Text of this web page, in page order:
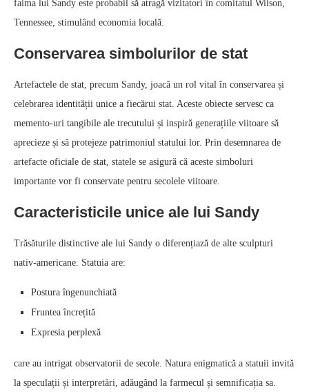
faima lui Sandy este probabil să atragă vizitatori în comitatul Wilson,
Tennessee, stimulând economia locală.
Conservarea simbolurilor de stat
Artefactele de stat, precum Sandy, joacă un rol vital în conservarea și
celebrarea identității unice a fiecărui stat. Aceste obiecte servesc ca
memento-uri tangibile ale trecutului și inspiră generațiile viitoare să
aprecieze și să protejeze patrimoniul statului lor. Prin desemnarea de
artefacte oficiale de stat, statele se asigură că aceste simboluri
importante vor fi conservate pentru secolele viitoare.
Caracteristicile unice ale lui Sandy
Trăsăturile distinctive ale lui Sandy o diferențiază de alte sculpturi
nativ-americane. Statuia are:
Postura îngenunchiată
Fruntea încrețită
Expresia perplexă
care au intrigat observatorii de secole. Natura enigmatică a statuii invită
la speculații și interpretări, adăugând la farmecul și semnificația sa.